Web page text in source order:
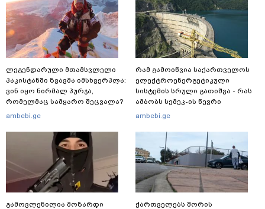
ლეგენდარული მთამსვლელი
პაკისტანში ზვავმა იმსხვერპლა:
ვინ იყო ნირმალ პურჯა,
რომელმაც სამყარო შეცვალა?
ambebi.ge
გამოვლენილია მოზარდი
რამ გამოიწვია საქართველოს
ელექტროენერგეტიკული
სისტემის სრული გათიშვა - რას
ამბობს სემეკ-ის წევრი
ambebi.ge
ქართველებს შორის